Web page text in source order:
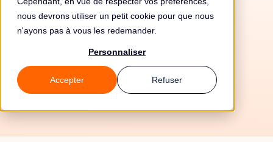
nous devrons utiliser un petit cookie pour que nous
n'ayons pas à vous les redemander.
Personnaliser
Accepter Refuser
19/5/26